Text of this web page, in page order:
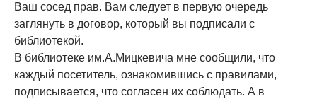
Ваш сосед прав. Вам следует в первую очередь
заглянуть в договор, который вы подписали с
библиотекой.
В библиотеке им.А.Мицкевича мне сообщили, что
каждый посетитель, ознакомившись с правилами,
подписывается, что согласен их соблюдать. А в